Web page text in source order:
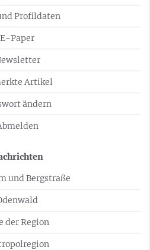
Profildaten
E-Paper
Artikel
ändern
und Bergstraße
der Region